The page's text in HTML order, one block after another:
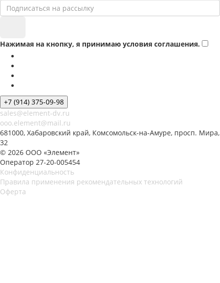
Нажимая на кнопку, я принимаю условия соглашения.
+7 (914) 375-09-98
sales@element-dv.ru
ooo.element@mail.ru
681000, Хабаровский край, Комсомольск-на-Амуре, просп. Мира,
32
© 2026 ООО «Элемент»
Оператор 27-20-005454
Конфиденциальность
Правила применения рекомендательных технологий
Оферта